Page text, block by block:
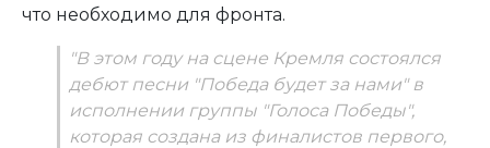
что необходимо для фронта.
"В этом году на сцене Кремля состоялся
дебют песни "Победа будет за нами" в
исполнении группы "Голоса Победы",
которая создана из финалистов первого,